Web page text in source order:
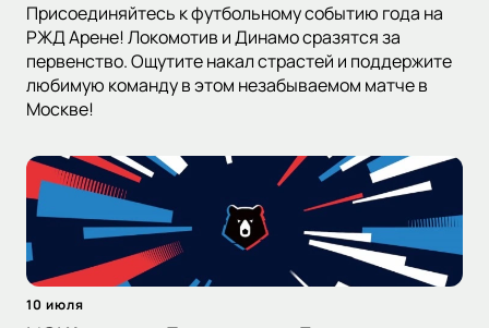
Присоединяйтесь к футбольному событию года на
РЖД Арене! Локомотив и Динамо сразятся за
первенство. Ощутите накал страстей и поддержите
любимую команду в этом незабываемом матче в
Москве!
10 июля